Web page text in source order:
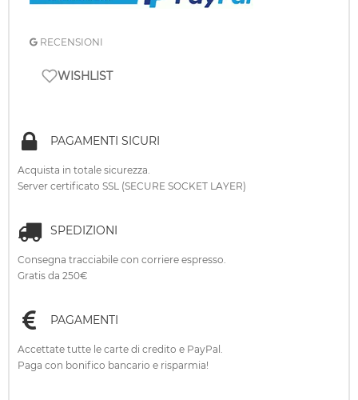
RECENSIONI
WISHLIST
PAGAMENTI SICURI
Acquista in totale sicurezza.
Server certificato SSL (SECURE SOCKET LAYER)
SPEDIZIONI
Consegna tracciabile con corriere espresso.
Gratis da 250€
PAGAMENTI
Accettate tutte le carte di credito e PayPal.
Paga con bonifico bancario e risparmia!